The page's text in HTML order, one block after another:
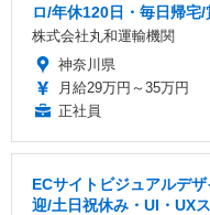
ロ/年休120日・毎日帰宅
株式会社丸和運輸機関
神奈川県
月給29万円～35万円
正社員
ECサイトビジュアルデ
迎/土日祝休み・UI・UX